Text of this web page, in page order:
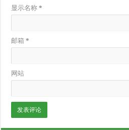
显示名称*
邮箱*
网站